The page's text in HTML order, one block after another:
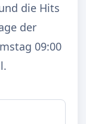
die Hits
der
09:00